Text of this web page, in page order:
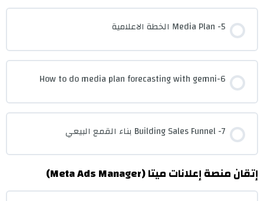
5- Media Plan الخطة الاعلامية
6-How to do media plan forecasting with gemni
7- Building Sales Funnel بناء القمع البيعي
إتقان منصة إعلانات ميتا (Meta Ads Manager)